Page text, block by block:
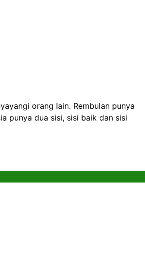
orang lain. Rembulan punya
punya dua sisi, sisi baik dan sisi